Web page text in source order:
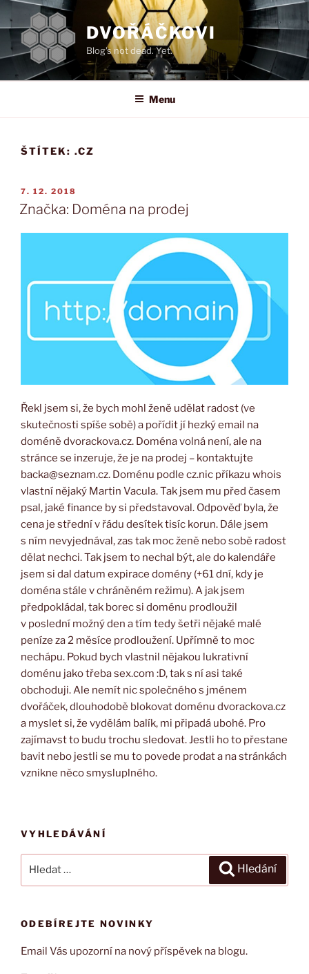
k
obsahu
webu
DVOŘÁČKOVI
Blog's not dead. Yet.
Menu
ŠTÍTEK: .CZ
PUBLIKOVÁNO
7. 12. 2018
Značka: Doména na prodej
Řekl jsem si, že bych mohl ženě udělat radost (ve
skutečnosti spíše sobě) a pořídit jí hezký email na
doméně dvorackova.cz. Doména volná není, ale na
stránce se inzeruje, že je na prodej – kontaktujte
backa@seznam.cz. Doménu podle cz.nic příkazu whois
vlastní nějaký Martin Vacula. Tak jsem mu před časem
psal, jaké finance by si představoval. Odpověď byla, že
cena je střední v řádu desítek tisíc korun. Dále jsem
s ním nevyjednával, zas tak moc ženě nebo sobě radost
dělat nechci. Tak jsem to nechal být, ale do kalendáře
jsem si dal datum expirace domény (+61 dní, kdy je
doména stále v chráněném režimu). A jak jsem
předpokládal, tak borec si doménu prodloužil
v poslední možný den a tím tedy šetři nějaké malé
peníze za 2 měsíce prodloužení. Upřímně to moc
nechápu. Pokud bych vlastnil nějakou lukrativní
doménu jako třeba sex.com :D, tak s ní asi také
obchoduji. Ale nemít nic společného s jménem
dvořáček, dlouhodobě blokovat doménu dvorackova.cz
a myslet si, že vydělám balík, mi připadá ubohé. Pro
zajímavst to budu trochu sledovat. Jestli ho to přestane
bavit nebo jestli se mu to povede prodat a na stránkách
vznikne něco smysluplného.
VYHLEDÁVÁNÍ
Hledání
ODEBÍREJTE NOVINKY
Email Vás upozorní na nový příspěvek na blogu.